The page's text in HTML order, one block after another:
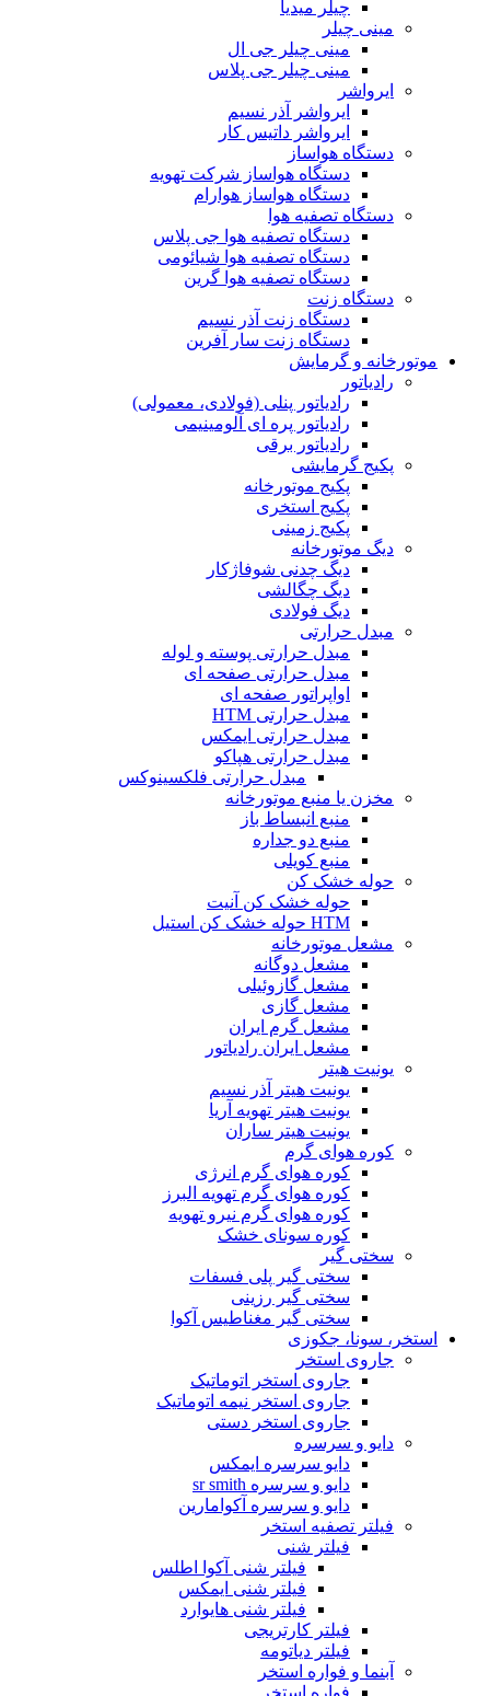
چیلر میدیا
مینی چیلر
مینی چیلر جی ال
مینی چیلر جی پلاس
ایرواشر
ایرواشر آذر نسیم
ایرواشر داتیس کار
دستگاه هواساز
دستگاه هواساز شرکت تهویه
دستگاه هواساز هوارام
دستگاه تصفیه هوا
دستگاه تصفیه هوا جی پلاس
دستگاه تصفیه هوا شیائومی
دستگاه تصفیه هوا گرین
دستگاه زنت
دستگاه زنت آذر نسیم
دستگاه زنت سار آفرین
موتورخانه و گرمایش
رادیاتور
رادیاتور پنلی (فولادی، معمولی)
رادیاتور پره ای آلومینیمی
رادیاتور برقی
پکیج گرمایشی
پکیج موتورخانه
پکیج استخری
پکیج زمینی
دیگ موتورخانه
دیگ چدنی شوفاژکار
دیگ چگالشی
دیگ فولادی
مبدل حرارتی
مبدل حرارتی پوسته و لوله
مبدل حرارتی صفحه ای
اواپراتور صفحه ای
مبدل حرارتی HTM
مبدل حرارتی ایمکس
مبدل حرارتی هپاکو
مبدل حرارتی فلکسینوکس
مخزن یا منبع موتورخانه
منبع انبساط باز
منبع دو جداره
منبع کویلی
حوله خشک کن
حوله خشک کن آنیت
HTM حوله خشک کن استیل
مشعل موتورخانه
مشعل دوگانه
مشعل گازوئیلی
مشعل گازی
مشعل گرم ایران
مشعل ایران رادیاتور
یونیت هیتر
یونیت هیتر آذر نسیم
یونیت هیتر تهویه آریا
یونیت هیتر ساران
کوره هوای گرم
کوره هوای گرم انرژی
کوره هوای گرم تهویه البرز
کوره هوای گرم نیرو تهویه
کوره سونای خشک
سختی گیر
سختی گیر پلی فسفات
سختی گیر رزینی
سختی گیر مغناطیس آکوا
استخر، سونا، جکوزی
جاروی استخر
جاروی استخر اتوماتیک
جاروی استخر نیمه اتوماتیک
جاروی استخر دستی
دایو و سرسره
دایو سرسره ایمکس
دایو و سرسره sr smith
دایو و سرسره آکوامارین
فیلتر تصفیه استخر
فیلتر شنی
فیلتر شنی آکوا اطلس
فیلتر شنی ایمکس
فیلتر شنی هایوارد
فیلتر کارتریجی
فیلتر دیاتومه
آبنما و فواره استخر
فواره استخر